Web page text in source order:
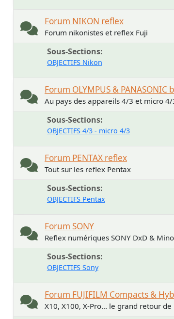
Forum NIKON reflex
Forum nikonistes et reflex Fuji
Sous-Sections
OBJECTIFS Nikon
Forum OLYMPUS & PANASONIC
Au pays des appareils 4/3 et micro 4/
Sous-Sections
OBJECTIFS 4/3 - micro 4/3
Forum PENTAX reflex
Tout sur les reflex Pentax
Sous-Sections
OBJECTIFS Pentax
Forum SONY
Reflex numériques SONY DxD &
Sous-Sections
OBJECTIFS Sony
Forum FUJIFILM Compacts &
X10, X100, X-Pro... le grand retour